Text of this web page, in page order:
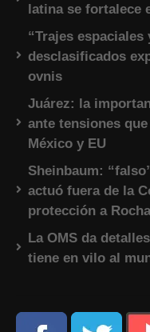
latina se fortalece
“Trajes
desclasificados
ovnis
Juárez: la
ante tensiones
México y EU
Sheinbaum:
actuó fuera de la
protección a Rocha
La OMS da
tiene en vilo al